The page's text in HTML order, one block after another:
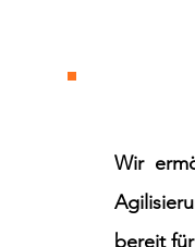
Wir
bereit